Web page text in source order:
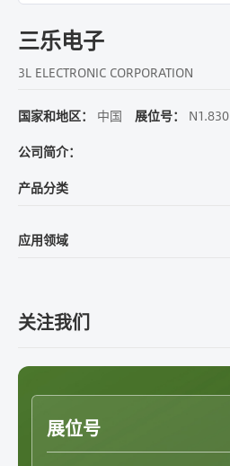
三乐电子
3L ELECTRONIC CORPORATION
国家和地区： 中国 展位号：
N1.830
公司简介：
产品分类
应用领域
关注我们
展位号